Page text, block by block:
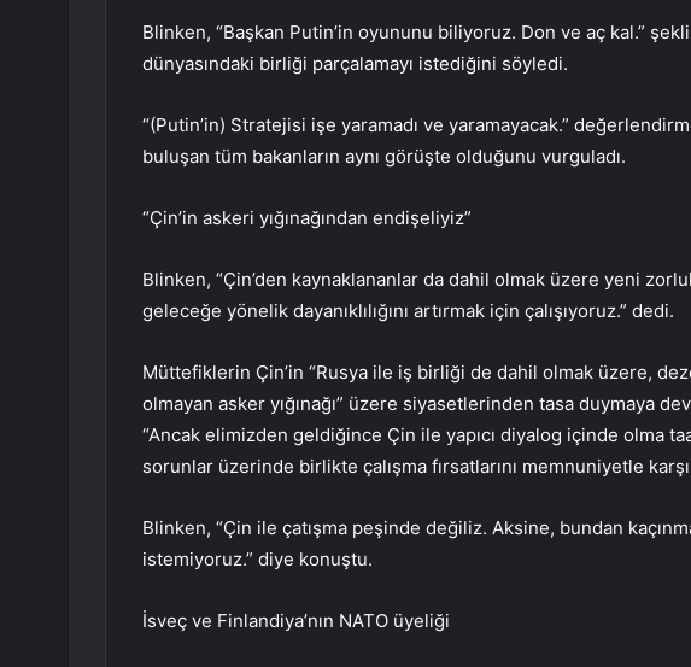
Blinken, “Başkan Putin’in oyununu biliyoruz. Don ve aç kal.”
dünyasındaki birliği parçalamayı istediğini söyledi.
“(Putin’in) Stratejisi işe yaramadı ve yaramayacak.”
buluşan tüm bakanların aynı görüşte olduğunu vurguladı.
“Çin’in askeri yığınağından endişeliyiz”
Blinken, “Çin’den kaynaklananlar da dahil olmak üzere yeni
geleceğe yönelik dayanıklılığını artırmak için çalışıyoruz.” dedi.
Müttefiklerin Çin’in “Rusya ile iş birliği de dahil olmak üzere,
olmayan asker yığınağı” üzere siyasetlerinden tasa duymaya
“Ancak elimizden geldiğince Çin ile yapıcı diyalog içinde olma
sorunlar üzerinde birlikte çalışma fırsatlarını memnuniyetle
Blinken, “Çin ile çatışma peşinde değiliz. Aksine, bundan
istemiyoruz.” diye konuştu.
İsveç ve Finlandiya’nın NATO üyeliği